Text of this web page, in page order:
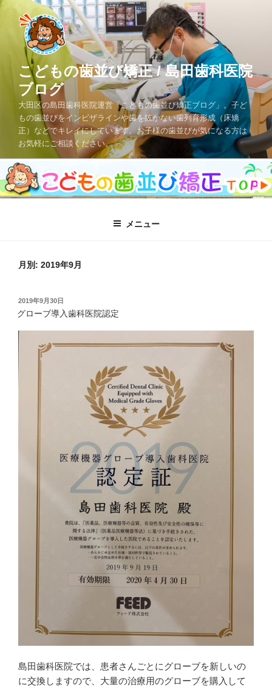
コ
こどもの歯並び矯正 / 島田歯科医院
ブログ
大田区の島田歯科医院運営「こどもの歯並び矯正ブログ」。子ど
もの歯並びをインビザラインや歯を抜かない歯列育形成（床矯
正）などでキレイにしています。お子様の歯並びが気になる方は
お気軽にご相談ください。
メニュー
月別: 2019年9月
投
稿
2019年9月30日
グローブ導入歯科医院認定
島田歯科医院では、患者さんごとにグローブを新しいの
に交換しますので、大量の治療用のグローブを購入して